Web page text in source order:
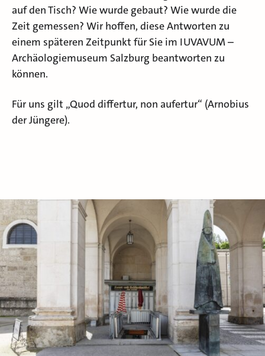
auf den Tisch? Wie wurde gebaut? Wie wurde die
Zeit gemessen? Wir hoffen, diese Antworten zu
einem späteren Zeitpunkt für Sie im IUVAVUM –
Archäologiemuseum Salzburg beantworten zu
können.
Für uns gilt „Quod differtur, non aufertur“ (Arnobius
der Jüngere).